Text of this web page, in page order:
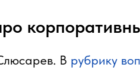
В рубрику